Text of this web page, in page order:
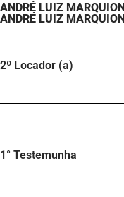
ANDRÉ LUIZ MARQUIONI
ANDRÉ LUIZ MARQUIONI
2º Locador (a)
1° Testemunha